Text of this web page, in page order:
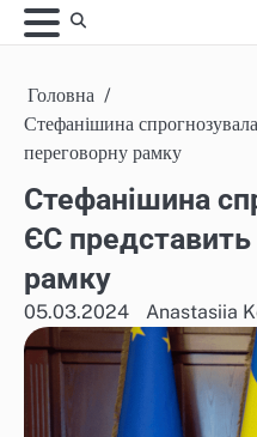
Skip
to
Головна
Стефанішина
переговорну рамку
Стефанішина
ЄС
рамку
05.03.2024 Anastasiia